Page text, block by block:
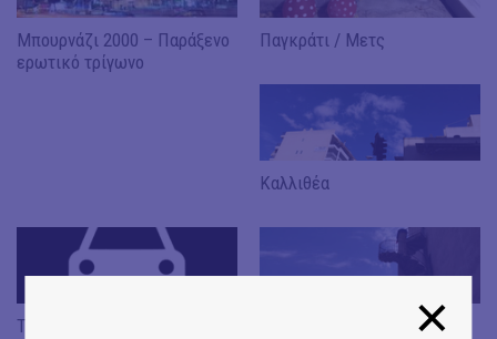
Μπουρνάζι 2000 – Παράξενο
ερωτικό τρίγωνο
Παγκράτι / Μετς
Καλλιθέα
Το Λευκό Αυτοκίνητο Σούρουπο και χάραμα